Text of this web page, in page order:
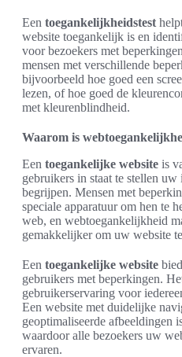
Een toegankelijkheidstest
website toegankelijk is en
voor bezoekers met
mensen met verschillende
bijvoorbeeld hoe goed een
lezen, of hoe goed de
met kleurenblindheid.
Waarom is
Een toegankelijke website is
gebruikers in staat te stellen
begrijpen. Mensen met
speciale apparatuur om hen te
web, en webtoegankelijkheid
gemakkelijker om uw website
Een toegankelijke website
gebruikers met beperkingen.
gebruikerservaring voor
Een website met duidelijke
geoptimaliseerde afbeeldingen
waardoor alle bezoekers uw
ervaren.